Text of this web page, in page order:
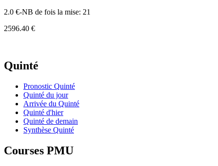
2.0 €-NB de fois la mise: 21
2596.40 €
Quinté
Pronostic Quinté
Quinté du jour
Arrivée du Quinté
Quinté d'hier
Quinté de demain
Synthèse Quinté
Courses PMU